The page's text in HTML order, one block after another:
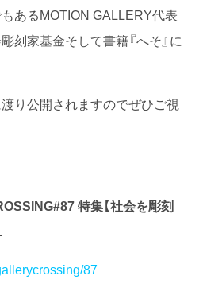
あるMOTION GALLERY代表
刻家基金そして書籍『へそ』に
渡り公開されますのでぜひご視
特集【社会を彫刻
87